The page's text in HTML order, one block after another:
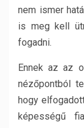
nem ismer
is meg kell
fogadni.
Ennek az az
nézőpontból
hogy
képességű